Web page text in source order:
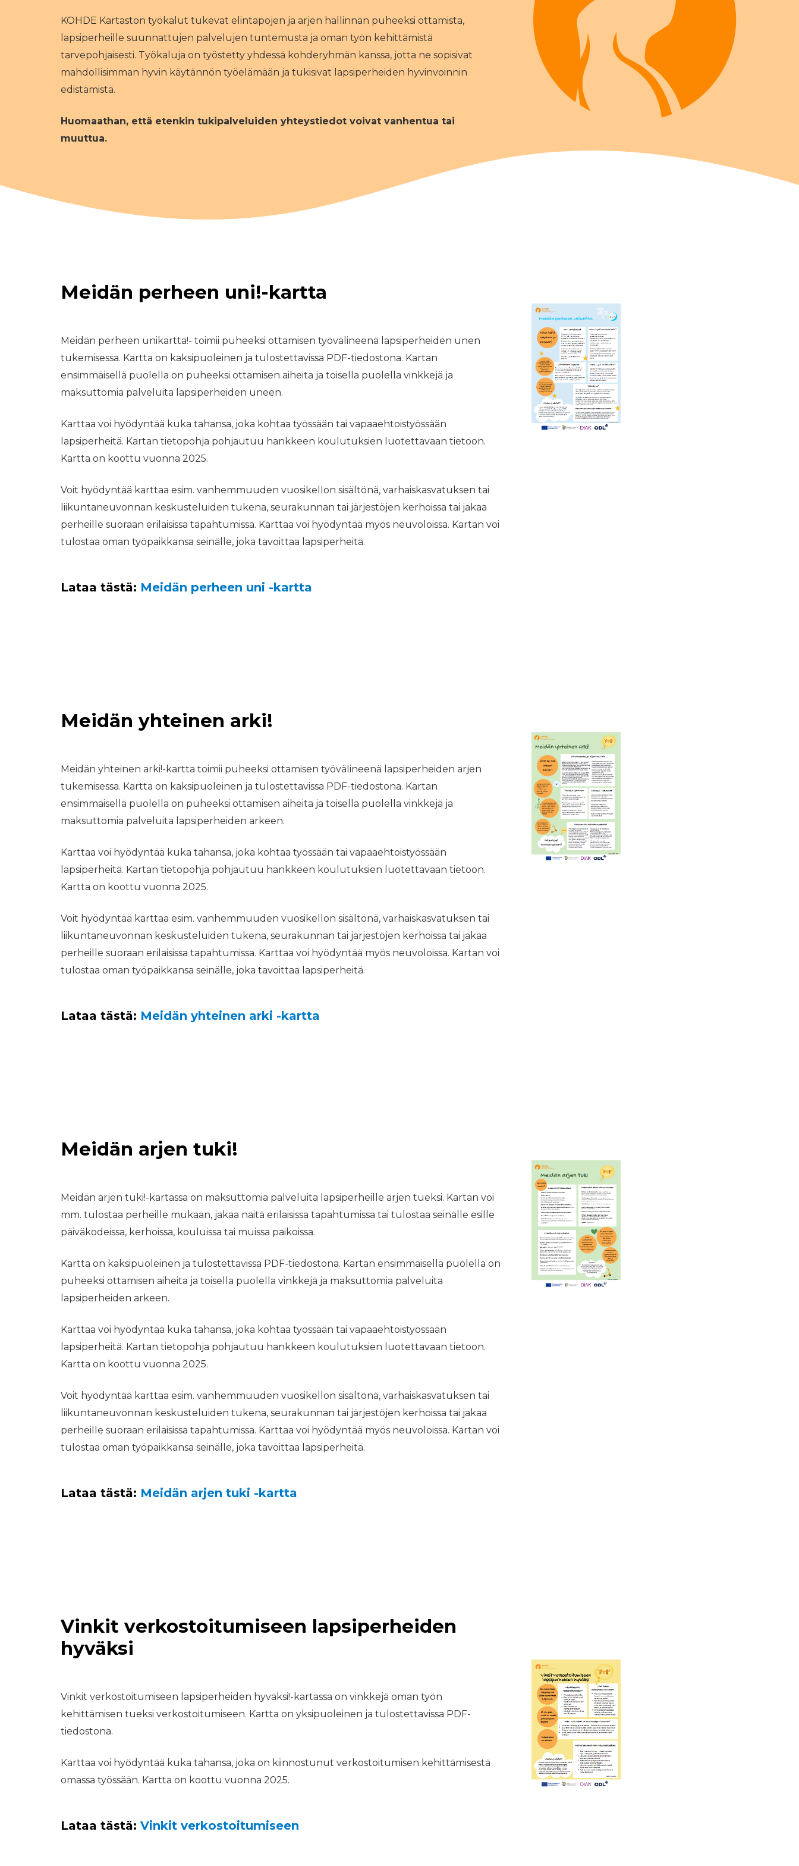
KOHDE Kartaston työkalut tukevat elintapojen ja arjen hallinnan puheeksi ottamista,
lapsiperheille suunnattujen palvelujen tuntemusta ja oman työn kehittämistä
tarvepohjaisesti. Työkaluja on työstetty yhdessä kohderyhmän kanssa, jotta ne sopisivat
mahdollisimman hyvin käytännön työelämään ja tukisivat lapsiperheiden hyvinvoinnin
edistämistä.
Huomaathan, että etenkin tukipalveluiden yhteystiedot voivat vanhentua tai
muuttua.
Meidän perheen uni!-kartta
Meidän perheen unikartta!- toimii puheeksi ottamisen työvälineenä lapsiperheiden unen
tukemisessa. Kartta on kaksipuoleinen ja tulostettavissa PDF-tiedostona. Kartan
ensimmäisellä puolella on puheeksi ottamisen aiheita ja toisella puolella vinkkejä ja
maksuttomia palveluita lapsiperheiden uneen.
Karttaa voi hyödyntää kuka tahansa, joka kohtaa työssään tai vapaaehtoistyössään
lapsiperheitä. Kartan tietopohja pohjautuu hankkeen koulutuksien luotettavaan tietoon.
Kartta on koottu vuonna 2025.
Voit hyödyntää karttaa esim. vanhemmuuden vuosikellon sisältönä, varhaiskasvatuksen tai
liikuntaneuvonnan keskusteluiden tukena, seurakunnan tai järjestöjen kerhoissa tai jakaa
perheille suoraan erilaisissa tapahtumissa. Karttaa voi hyödyntää myös neuvoloissa. Kartan voi
tulostaa oman työpaikkansa seinälle, joka tavoittaa lapsiperheitä.
Lataa tästä: Meidän perheen uni -kartta
Meidän yhteinen arki!
Meidän yhteinen arki!-kartta toimii puheeksi ottamisen työvälineenä lapsiperheiden arjen
tukemisessa. Kartta on kaksipuoleinen ja tulostettavissa PDF-tiedostona. Kartan
ensimmäisellä puolella on puheeksi ottamisen aiheita ja toisella puolella vinkkejä ja
maksuttomia palveluita lapsiperheiden arkeen.
Karttaa voi hyödyntää kuka tahansa, joka kohtaa työssään tai vapaaehtoistyössään
lapsiperheitä. Kartan tietopohja pohjautuu hankkeen koulutuksien luotettavaan tietoon.
Kartta on koottu vuonna 2025.
Voit hyödyntää karttaa esim. vanhemmuuden vuosikellon sisältönä, varhaiskasvatuksen tai
liikuntaneuvonnan keskusteluiden tukena, seurakunnan tai järjestöjen kerhoissa tai jakaa
perheille suoraan erilaisissa tapahtumissa. Karttaa voi hyödyntää myös neuvoloissa. Kartan voi
tulostaa oman työpaikkansa seinälle, joka tavoittaa lapsiperheitä.
Lataa tästä: Meidän yhteinen arki -kartta
Meidän arjen tuki!
Meidän arjen tuki!-kartassa on maksuttomia palveluita lapsiperheille arjen tueksi. Kartan voi
mm. tulostaa perheille mukaan, jakaa näitä erilaisissa tapahtumissa tai tulostaa seinälle esille
päiväkodeissa, kerhoissa, kouluissa tai muissa paikoissa.
Kartta on kaksipuoleinen ja tulostettavissa PDF-tiedostona. Kartan ensimmäisellä puolella on
puheeksi ottamisen aiheita ja toisella puolella vinkkejä ja maksuttomia palveluita
lapsiperheiden arkeen.
Karttaa voi hyödyntää kuka tahansa, joka kohtaa työssään tai vapaaehtoistyössään
lapsiperheitä. Kartan tietopohja pohjautuu hankkeen koulutuksien luotettavaan tietoon.
Kartta on koottu vuonna 2025.
Voit hyödyntää karttaa esim. vanhemmuuden vuosikellon sisältönä, varhaiskasvatuksen tai
liikuntaneuvonnan keskusteluiden tukena, seurakunnan tai järjestöjen kerhoissa tai jakaa
perheille suoraan erilaisissa tapahtumissa. Karttaa voi hyödyntää myös neuvoloissa. Kartan voi
tulostaa oman työpaikkansa seinälle, joka tavoittaa lapsiperheitä.
Lataa tästä: Meidän arjen tuki -kartta
Vinkit verkostoitumiseen lapsiperheiden
hyväksi
Vinkit verkostoitumiseen lapsiperheiden hyväksi!-kartassa on vinkkejä oman työn
kehittämisen tueksi verkostoitumiseen. Kartta on yksipuoleinen ja tulostettavissa PDF-
tiedostona.
Karttaa voi hyödyntää kuka tahansa, joka on kiinnostunut verkostoitumisen kehittämisestä
omassa työssään. Kartta on koottu vuonna 2025.
Lataa tästä: Vinkit verkostoitumiseen